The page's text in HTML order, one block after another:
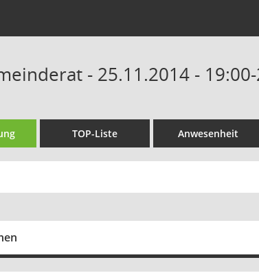
- 25.11.2014 -
TOP-Liste Anwesenheit